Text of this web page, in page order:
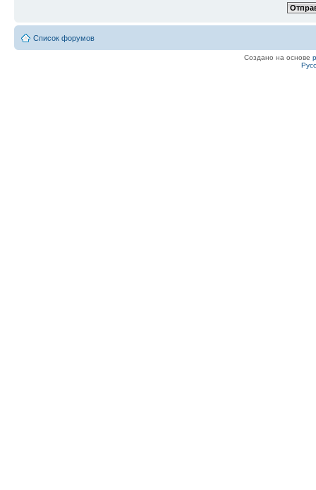
Список форумов
Создано на основе